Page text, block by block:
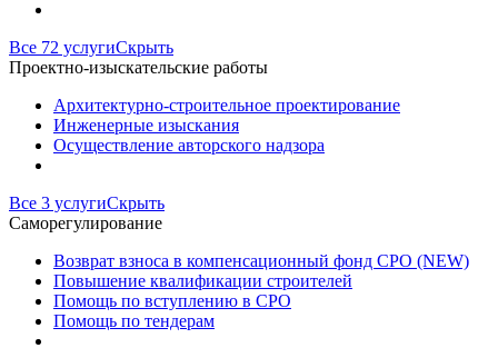
Все 72 услугиСкрыть
Проектно-изыскательские работы
Архитектурно-строительное проектирование
Инженерные изыскания
Осуществление авторского надзора
Все 3 услугиСкрыть
Саморегулирование
Возврат взноса в компенсационный фонд СРО (NEW)
Повышение квалификации строителей
Помощь по вступлению в СРО
Помощь по тендерам